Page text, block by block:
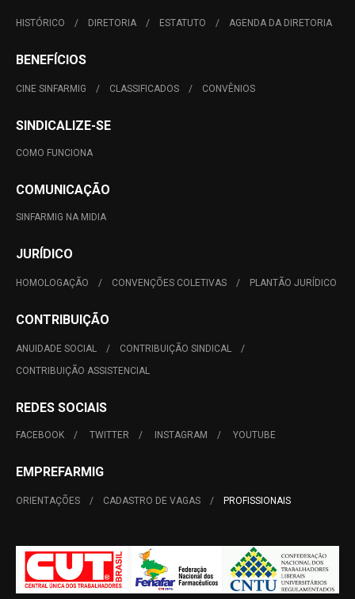
HISTÓRICO DIRETORIA ESTATUTO AGENDA DA DIRETORIA
BENEFÍCIOS
CINE SINFARMIG CLASSIFICADOS CONVÊNIOS
SINDICALIZE-SE
COMO FUNCIONA
COMUNICAÇÃO
SINFARMIG NA MIDIA
JURÍDICO
HOMOLOGAÇÃO CONVENÇÕES COLETIVAS PLANTÃO JURÍDICO
CONTRIBUIÇÃO
ANUIDADE SOCIAL
CONTRIBUIÇÃO SINDICAL
CONTRIBUIÇÃO ASSISTENCIAL
REDES SOCIAIS
FACEBOOK TWITTER INSTAGRAM YOUTUBE
EMPREFARMIG
ORIENTAÇÕES CADASTRO DE VAGAS PROFISSIONAIS